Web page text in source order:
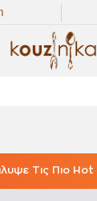
Τις Πιο Hot